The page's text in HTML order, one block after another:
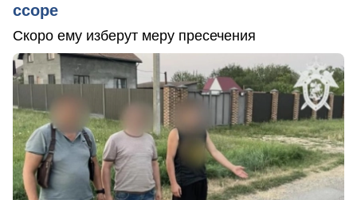
ссоре
Скоро ему изберут меру пресечения